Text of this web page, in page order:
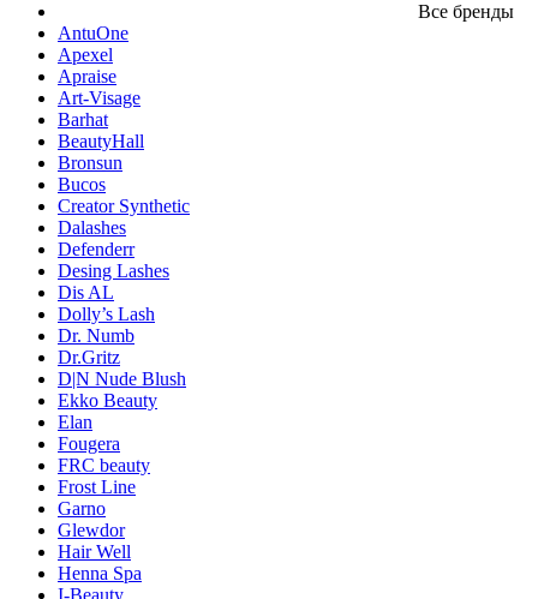
Все бренды
AntuOne
Apexel
Apraise
Art-Visage
Barhat
BeautyHall
Bronsun
Bucos
Creator Synthetic
Dalashes
Defenderr
Desing Lashes
Dis AL
Dolly’s Lash
Dr. Numb
Dr.Gritz
D|N Nude Blush
Ekko Beauty
Elan
Fougera
FRC beauty
Frost Line
Garno
Glewdor
Hair Well
Henna Spa
I-Beauty